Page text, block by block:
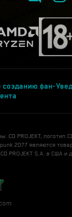
созданию фан-
PROJEKT, логотип
2077 являются
PROJEKT S.A. в США и